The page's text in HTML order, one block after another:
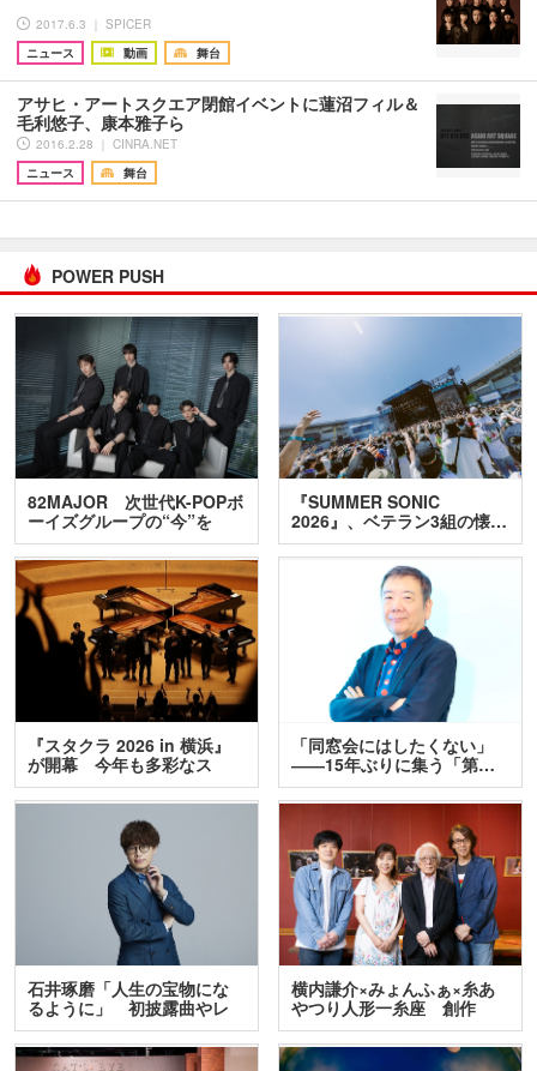
2017.6.3 ｜ SPICER
ニュース
動画 舞台
アサヒ・アートスクエア閉館イベントに蓮沼フィル＆
毛利悠子、康本雅子ら
2016.2.28 ｜ CINRA.NET
ニュース
舞台
POWER PUSH
82MAJOR 次世代K-POPボ
ーイズグループの“今”を
訊…
『SUMMER SONIC
2026』、ベテラン3組の懐…
『スタクラ 2026 in 横浜』
が開幕 今年も多彩なス
テ…
「同窓会にはしたくない」
――15年ぶりに集う「第…
石井琢磨「人生の宝物にな
るように」 初披露曲やレ
ア…
横内謙介×みょんふぁ×糸あ
やつり人形一糸座 創作
人…